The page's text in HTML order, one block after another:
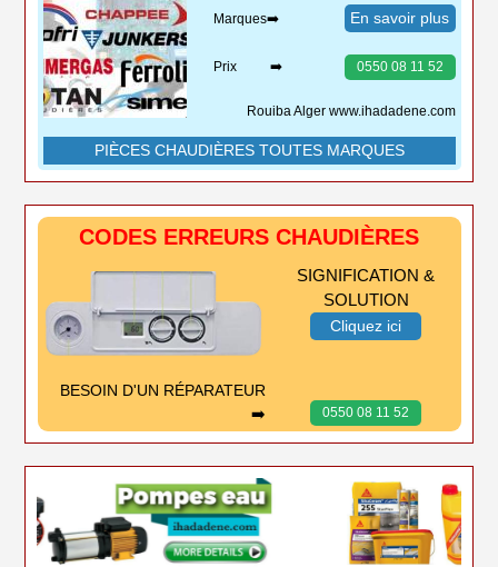
Marques➡️ En savoir plus
Prix ➡️ 0550 08 11 52
Rouiba Alger www.ihadadene.com
PIÈCES CHAUDIÈRES TOUTES MARQUES
CODES ERREURS CHAUDIÈRES
SIGNIFICATION &
SOLUTION
Cliquez ici
0550 08 11 52
BESOIN D'UN RÉPARATEUR
➡️